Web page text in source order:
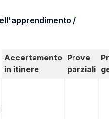
/
Accertamento
in itinere
Prove
parziali